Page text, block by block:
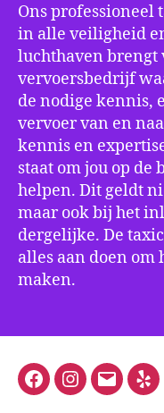
Ons professioneel
in alle veiligheid
luchthaven brengt
vervoersbedrijf
de nodige kennis,
vervoer van en
kennis en
staat om jou op de
helpen. Dit geldt
maar ook bij het
dergelijke. De
alles aan doen om
maken.
FacebookInstagram
E-
Yelp